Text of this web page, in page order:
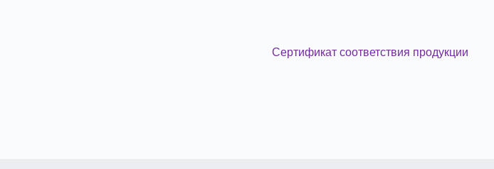
Сертификат соответствия продукции